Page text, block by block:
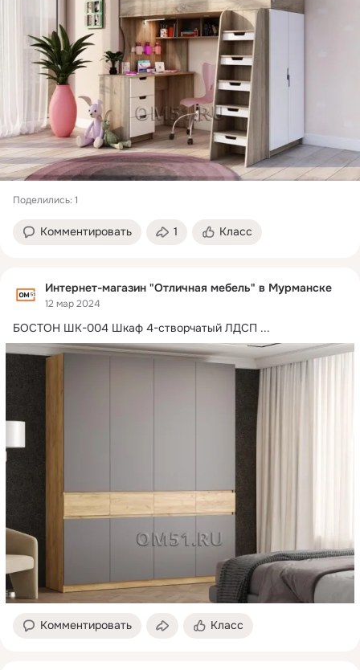
Поделились: 1
Комментировать 1 Класс
Интернет-магазин "Отличная мебель" в Мурманске
12 мар 2024
БОСТОН ШК-004 Шкаф 4-створчатый ЛДСП ...
Комментировать Класс